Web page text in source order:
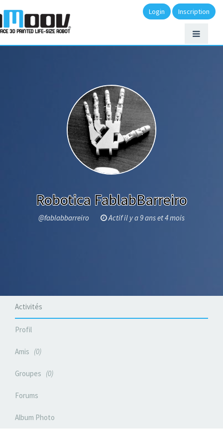
Login Inscription
Robotica FablabBarreiro
@fablabbarreiro Actif il y a 9 ans et 4 mois
Activités
Profil
Amis 0
Groupes 0
Forums
Album Photo